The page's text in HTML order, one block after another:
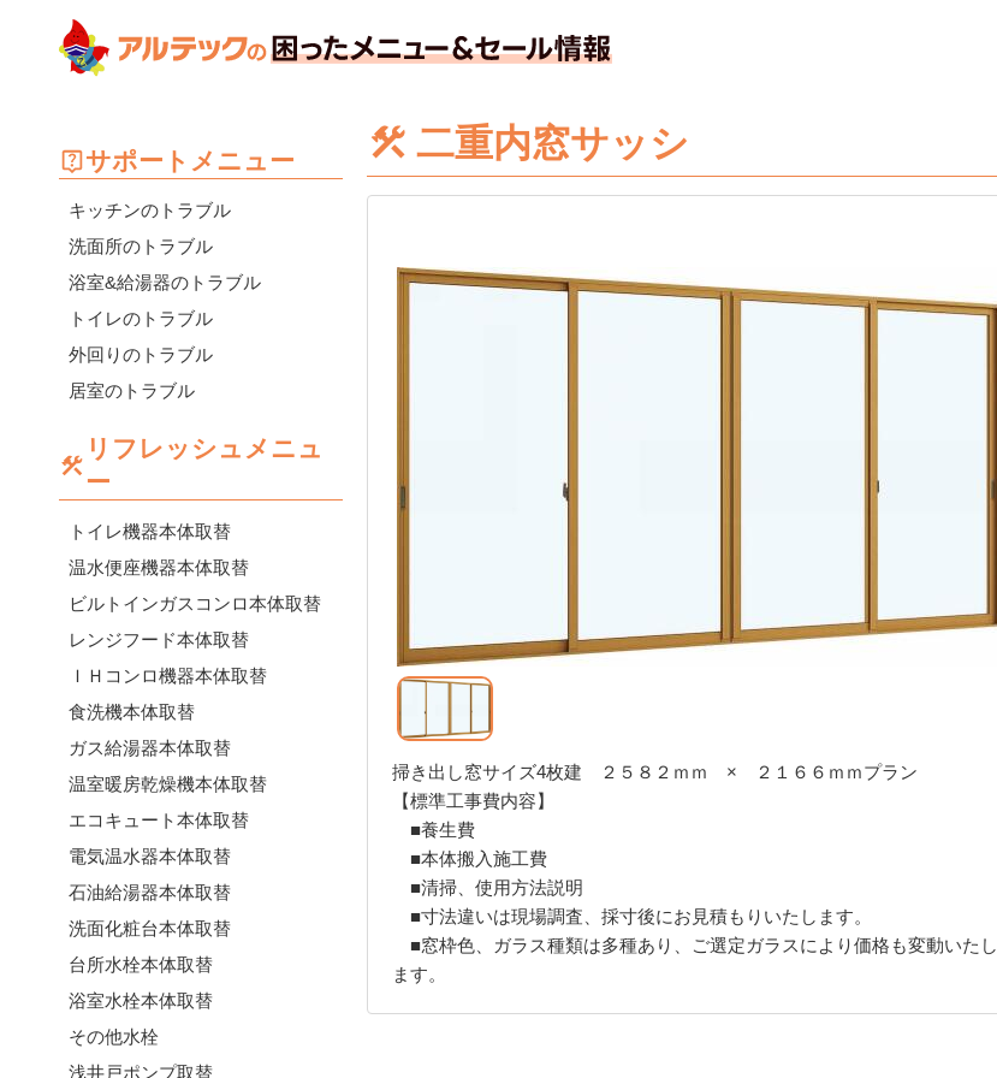
サポートメニュー
キッチンのトラブル
洗面所のトラブル
浴室&給湯器のトラブル
トイレのトラブル
外回りのトラブル
居室のトラブル
リフレッシュメニュ
ー
トイレ機器本体取替
温水便座機器本体取替
ビルトインガスコンロ本体取替
レンジフード本体取替
ＩＨコンロ機器本体取替
食洗機本体取替
ガス給湯器本体取替
温室暖房乾燥機本体取替
エコキュート本体取替
電気温水器本体取替
石油給湯器本体取替
洗面化粧台本体取替
台所水栓本体取替
浴室水栓本体取替
その他水栓
浅井戸ポンプ取替
二重内窓サッシ
掃き出し窓サイズ4枚建 ２５８２ｍｍ × ２１６６ｍｍプラン
【標準工事費内容】
■養生費
■本体搬入施工費
■清掃、使用方法説明
■寸法違いは現場調査、採寸後にお見積もりいたします。
■窓枠色、ガラス種類は多種あり、ご選定ガラスにより価格も変動いたし
ます。